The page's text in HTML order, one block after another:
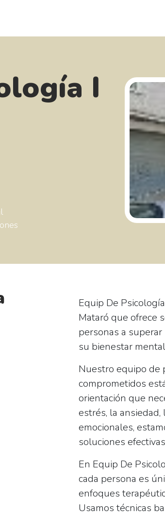
I
Equip De
Mataró que ofrece
personas a
su bienestar
Nuestro equipo de
comprometidos
orientación que
estrés, la
emocionales,
soluciones
En Equip De
cada persona es
enfoques
Usamos técnicas